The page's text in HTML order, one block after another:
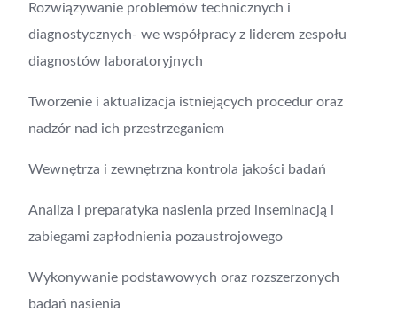
Rozwiązywanie problemów technicznych i
diagnostycznych- we współpracy z liderem zespołu
diagnostów laboratoryjnych
Tworzenie i aktualizacja istniejących procedur oraz
nadzór nad ich przestrzeganiem
Wewnętrza i zewnętrzna kontrola jakości badań
Analiza i preparatyka nasienia przed inseminacją i
zabiegami zapłodnienia pozaustrojowego
Wykonywanie podstawowych oraz rozszerzonych
badań nasienia